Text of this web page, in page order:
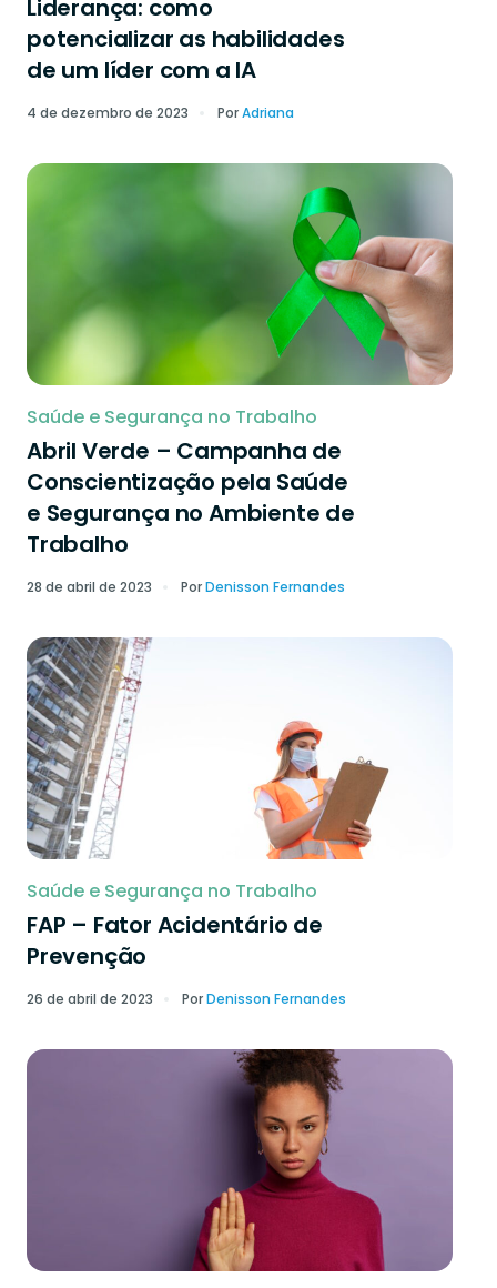
Liderança: como
potencializar as habilidades
de um líder com a IA
4 de dezembro de 2023 PorAdriana
Saúde e Segurança no Trabalho
Abril Verde – Campanha de
Conscientização pela Saúde
e Segurança no Ambiente de
Trabalho
28 de abril de 2023 PorDenisson Fernandes
Saúde e Segurança no Trabalho
FAP – Fator Acidentário de
Prevenção
26 de abril de 2023 PorDenisson Fernandes